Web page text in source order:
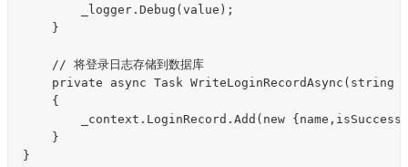
        _logger.Debug(value);
    }
    // 将登录日志存储到数据库
private async Task WriteLoginRecordAsync(string
    {
_context.LoginRecord.Add(new
    }